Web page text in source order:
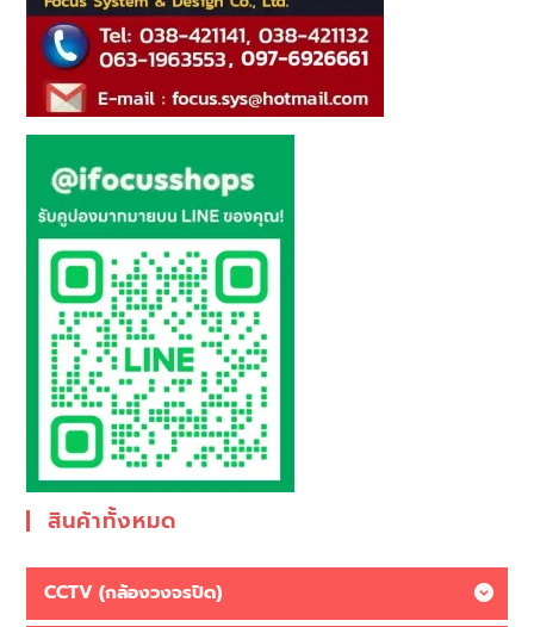
สินค้าทั้งหมด
CCTV (กล้องวงจรปิด)